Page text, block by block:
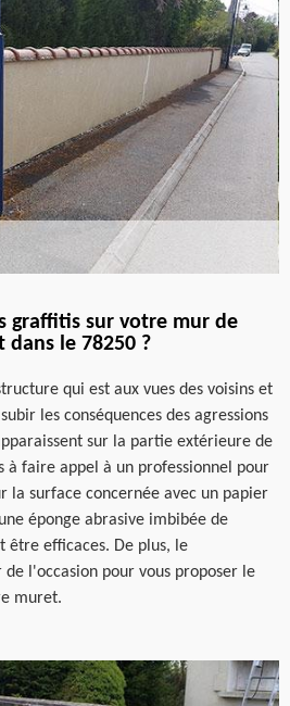
graffitis sur votre mur de
le 78250 ?
qui est aux vues des voisins et
les conséquences des agressions
sur la partie extérieure de
à faire appel à un professionnel pour
la surface concernée avec un papier
éponge abrasive imbibée de
être efficaces. De plus, le
l'occasion pour vous proposer le
muret.